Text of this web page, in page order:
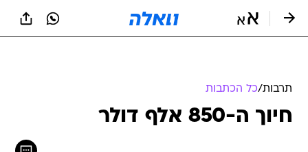
תרבות/כל הכתבות
חיוך ה-850 אלף דולר